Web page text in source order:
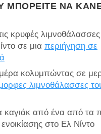
ΜΠΟΡΕΊΤΕ ΝΑ
κρυφές λιμνοθάλασσες
σε μια περιήγηση σε
κολυμπώντας σε
λιμνοθάλασσες
καγιάκ από ένα από τα
στο Ελ Νίντο